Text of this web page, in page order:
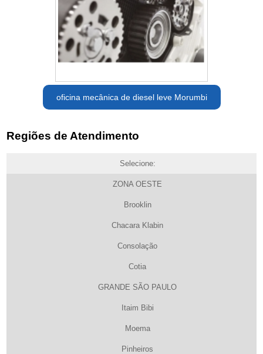
oficina mecânica de diesel leve Morumbi
Regiões de Atendimento
Selecione:
ZONA OESTE
Brooklin
Chacara Klabin
Consolação
Cotia
GRANDE SÃO PAULO
Itaim Bibi
Moema
Pinheiros